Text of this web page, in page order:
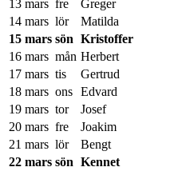
13 mars fre
Greger
14 mars lör
Matilda
15 mars sön Kristoffer
16 mars mån Herbert
17 mars tis
Gertrud
18 mars ons Edvard
19 mars tor
Josef
20 mars fre
Joakim
21 mars lör
Bengt
22 mars sön Kennet